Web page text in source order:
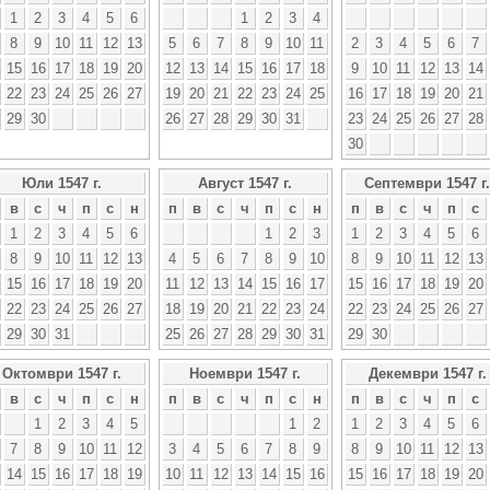
1
2 3 4 5
6
8 9 10 11 12
13
15 16 17 18 19
20
22 23 24 25 26
27
29 30
1
2 3
4
5
6 7 8 9 10
11
12
13 14 15 16 17
18
19
20 21 22 23 24
25
26
27 28 29 30 31
2
3 4 5 6 7
9
10 11 12 13 14
16
17 18 19 20 21
23
24 25 26 27 28
30
Юли 1547 г.
в с ч п с
н
1
2 3 4 5
6
8 9 10 11 12
13
15 16 17 18 19
20
22 23 24 25 26
27
29 30 31
Август 1547 г.
п
в с ч п с
н
1
2
3
4
5 6 7 8 9
10
11
12 13 14 15 16
17
18
19 20 21 22 23
24
25
26 27 28 29 30 31
Септември 1547 г.
п
в с ч п с
1
2 3 4 5 6
8
9 10 11 12 13
15
16 17 18 19 20
22
23 24 25 26 27
29 30
Октомври 1547 г.
в с ч п с
н
1
2 3 4
5
7 8 9 10 11
12
14 15 16 17 18
19
Ноември 1547 г.
п
в с ч п с
н
1
2
3
4 5 6 7 8
9
10
11 12 13 14 15
16
Декември 1547 г.
п
в с ч п с
1
2 3 4 5 6
8
9 10 11 12 13
15
16 17 18 19 20